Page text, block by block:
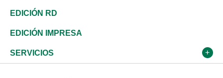
Ocenanía
Caribe
Resto del mundo
Telecom.
Global y variable
Economía personal
Sociales
Novedades
Podcast Arte Libre
Tenis
Olimpismo
Más deportes
En Directo
Frente al Statu Quo
El Espía
Historia
Despertando al gigante
Cambio climático
Revista
Deportes
Opinión
EDICIÓN RD
EDICIÓN IMPRESA
SERVICIOS